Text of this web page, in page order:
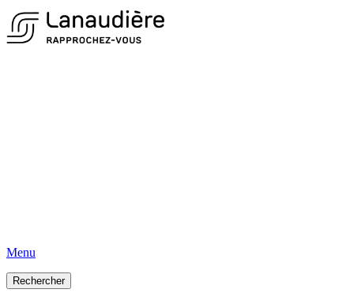
Menu
Rechercher